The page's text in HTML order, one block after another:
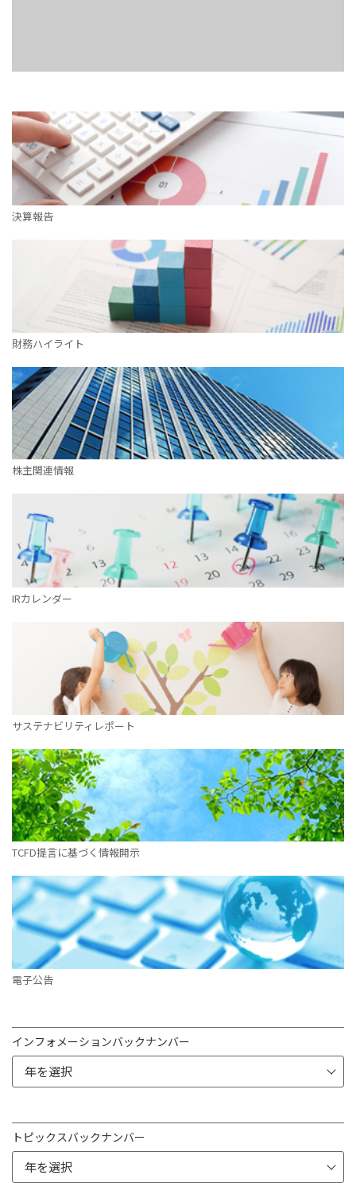
決算報告
財務ハイライト
株主関連情報
IRカレンダー
サステナビリティレポート
TCFD提言に基づく情報開示
電子公告
インフォメーションバックナンバー
トピックスバックナンバー